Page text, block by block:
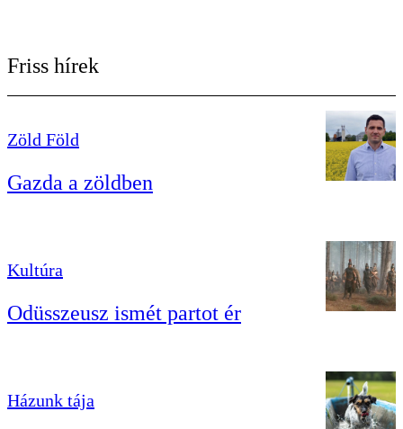
Friss hírek
Zöld Föld
Gazda a zöldben
Kultúra
Odüsszeusz ismét partot ér
Házunk tája